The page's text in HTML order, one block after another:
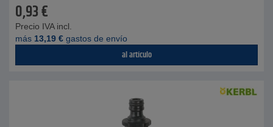
0,93€
Precio IVA incl.
más 13,19 € gastos de envío
al artículo